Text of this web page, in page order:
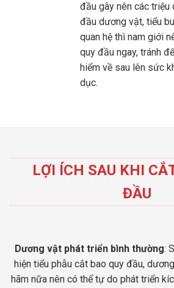
đầu gây nên các
đầu dương vật, tiểu
quan hệ thì nam giới
quy đầu ngay, tránh
hiểm về sau lên sức
dục.
LỢI ÍCH SAU KHI
ĐẦU
Dương vật phát triển bình thường:
hiện tiểu phẫu cắt bao quy đầu,
hãm nữa nên có thể tự do phát triển